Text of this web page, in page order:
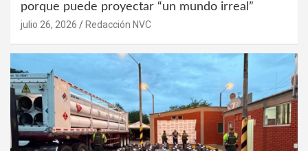
porque puede proyectar “un mundo irreal”
julio 26, 2026 Redacción NVC